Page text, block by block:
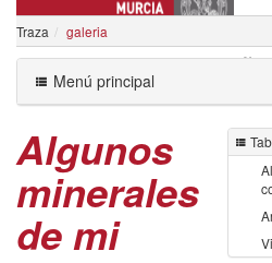
MATIAS RAJA
Traza galeria
Menú principal
Algunos
minerales
de mi